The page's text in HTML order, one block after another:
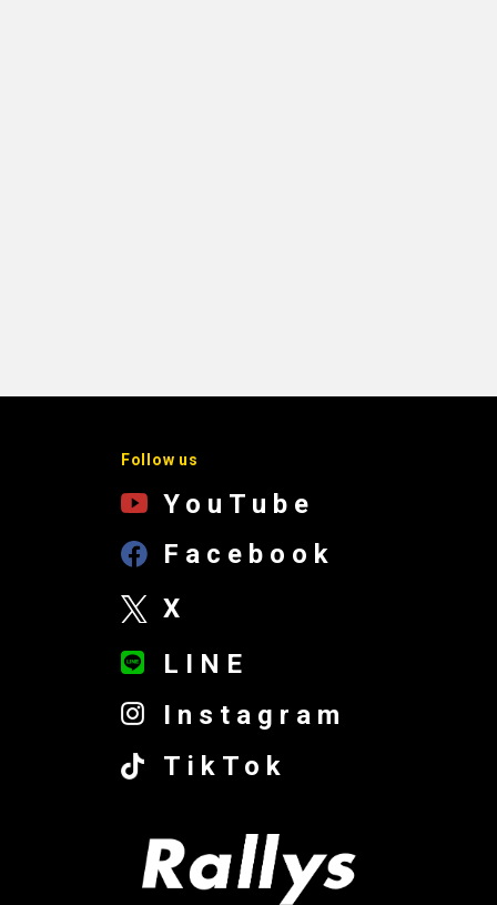
Follow us
YouTube
Facebook
X
LINE
Instagram
TikTok